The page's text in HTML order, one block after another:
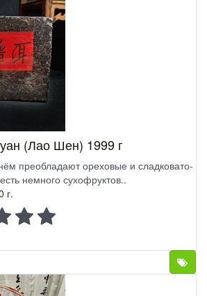
(Лао Шен) 1999 г
преобладают ореховые и сладковато-
немного сухофруктов..
г.